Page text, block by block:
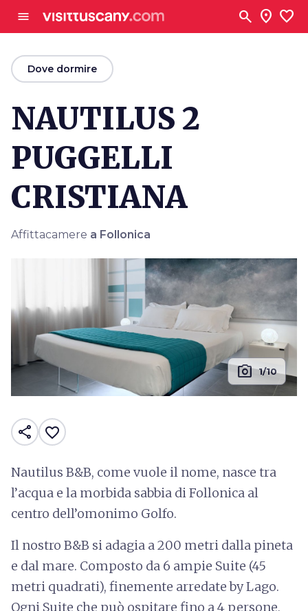
menu search location_on favorite
arrow_backDove dormire
NAUTILUS 2
PUGGELLI
CRISTIANA
Affittacamere a Follonica
photo_camera 1/10
share favorite_border
Nautilus B&B, come vuole il nome, nasce tra
l’acqua e la morbida sabbia di Follonica al
centro dell’omonimo Golfo.
Il nostro B&B si adagia a 200 metri dalla pineta
e dal mare. Composto da 6 ampie Suite (45
metri quadrati), finemente arredate by Lago.
Ogni Suite che può ospitare fino a 4 persone,